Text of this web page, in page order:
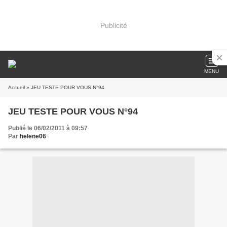
Publicité
MENU
Accueil » JEU TESTE POUR VOUS N°94
JEU TESTE POUR VOUS N°94
Publié le 06/02/2011 à 09:57
Par helene06